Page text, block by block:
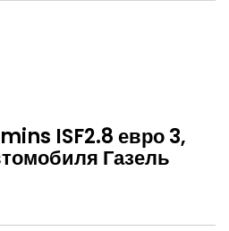
ISF2.8 евро 3,
Газель